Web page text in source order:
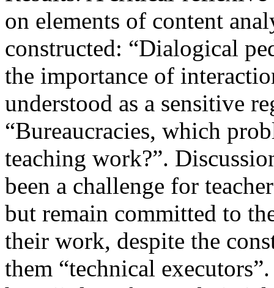
on elements of content
constructed: “Dialogical
the importance of
understood as a sensitive
“Bureaucracies, which
teaching work?”.
been a challenge for
but remain committed to
their work, despite the
them “technical executors”.